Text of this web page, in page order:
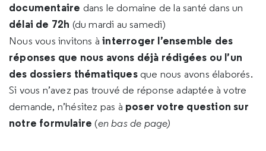
documentaire dans le domaine de la santé dans un
délai de 72h (du mardi au samedi)
Nous vous invitons àinterroger l’ensemble des
réponses que nous avons déjà rédigées ou l’un
des dossiers thématiques que nous avons élaborés.
Si vous n’avez pas trouvé de réponse adaptée à votre
demande, n’hésitez pas à poser votre question sur
notre formulaire (en bas de page)